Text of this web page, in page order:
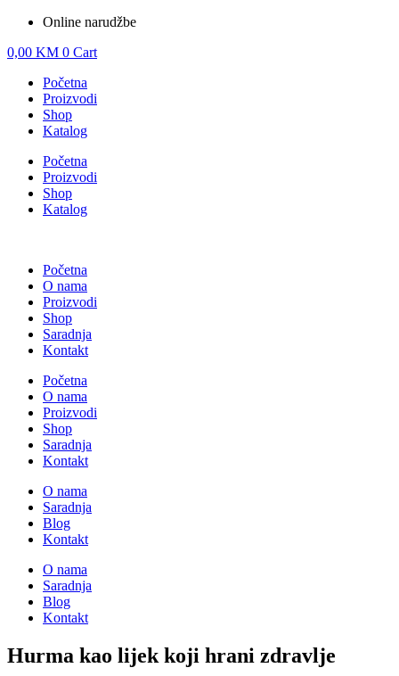
Online narudžbe
0,00 KM 0 Cart
Početna
Proizvodi
Shop
Katalog
Početna
Proizvodi
Shop
Katalog
Početna
O nama
Proizvodi
Shop
Saradnja
Kontakt
Početna
O nama
Proizvodi
Shop
Saradnja
Kontakt
O nama
Saradnja
Blog
Kontakt
O nama
Saradnja
Blog
Kontakt
Hurma kao lijek koji hrani zdravlje